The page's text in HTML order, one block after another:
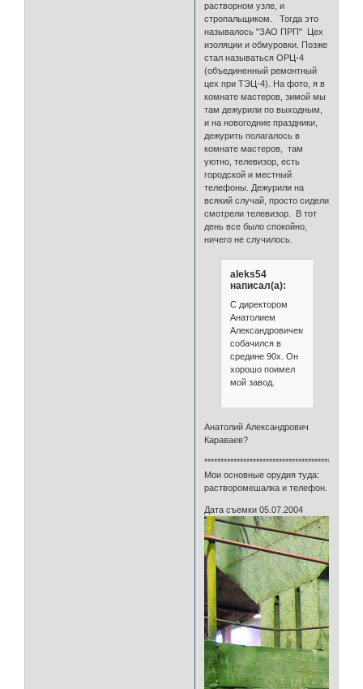
растворном узле, и
стропальщиком. Тогда это
называлось "ЗАО ПРП" Цех
изоляции и обмуровки. Позже
стал называться ОРЦ-4
(объединенный ремонтный
цех при ТЭЦ-4). На фото, я в
комнате мастеров, зимой мы
там дежурили по выходным,
и на новогодние праздники,
дежурить полагалось в
комнате мастеров, там
уютно, телевизор, есть
городской и местный
телефоны. Дежурили на
всякий случай, просто сидели
смотрели телевизор. В тот
день все было спокойно,
ничего не случилось.
aleks54
написал(а):
С директором
Анатолием
Александровичем
собачился в
средине 90х. Он
хорошо поимел
мой завод.
Анатолий Александрович
Караваев?
*************************************************
Мои основные орудия туда:
растворомешалка и телефон.
Дата съемки 05.07.2004